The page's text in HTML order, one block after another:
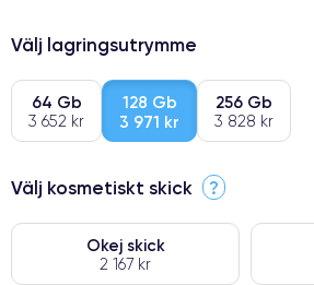
Välj lagringsutrymme
64 Gb
3 652 kr
128 Gb
3 971 kr
256 Gb
3 828 kr
Välj kosmetiskt skick ?
Okej skick
2 167 kr